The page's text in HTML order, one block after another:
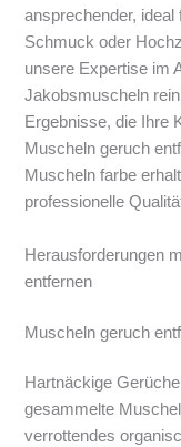
ansprechender,
Schmuck oder
unsere Expertise im
Jakobsmuscheln
Ergebnisse, die Ihre
Muscheln geruch
Muscheln farbe
professionelle
Herausforderungen
entfernen
Muscheln geruch
Hartnäckige
gesammelte
verrottendes